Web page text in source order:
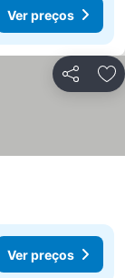
Ver preços
Partilhar
Ver preços